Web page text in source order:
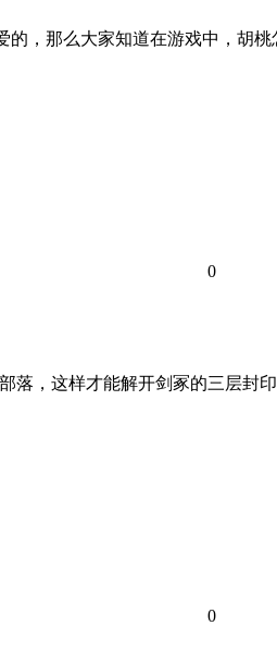
，那么大家知道在游戏中，胡
0
落，这样才能解开剑冢的三层
0